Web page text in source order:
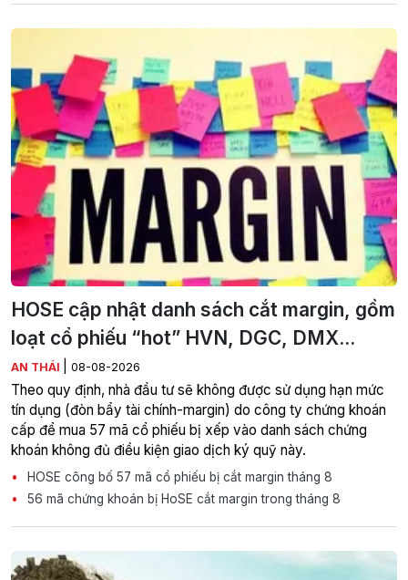
HOSE cập nhật danh sách cắt margin, gồm
loạt cổ phiếu “hot” HVN, DGC, DMX...
AN THÁI 08-08-2026
Theo quy định, nhà đầu tư sẽ không được sử dụng hạn mức
tín dụng (đòn bẩy tài chính-margin) do công ty chứng khoán
cấp để mua 57 mã cổ phiếu bị xếp vào danh sách chứng
khoán không đủ điều kiện giao dịch ký quỹ này.
HOSE công bố 57 mã cổ phiếu bị cắt margin tháng 8
56 mã chứng khoán bị HoSE cắt margin trong tháng 8